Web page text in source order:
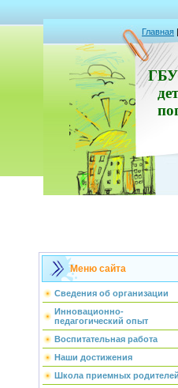
Главная |
Меню сайта
Сведения об организации
Инновационно-
педагогический опыт
Воспитательная работа
Наши достижения
Школа приемных родителей